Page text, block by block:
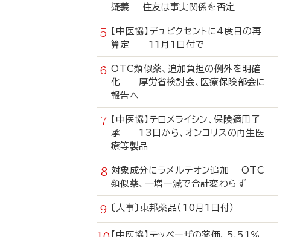
疑義 住友は事実関係を否定
【中医協】デュピクセントに4度目の再
算定 11月1日付で
OTC類似薬、追加負担の例外を明確
化 厚労省検討会、医療保険部会に
報告へ
【中医協】テロメライシン、保険適用了
承 13日から、オンコリスの再生医
療等製品
対象成分にラメルテオン追加 OTC
類似薬、一増一減で合計変わらず
〔人事〕東邦薬品（10月1日付）
【中医協】テッペーザの薬価、5.51％